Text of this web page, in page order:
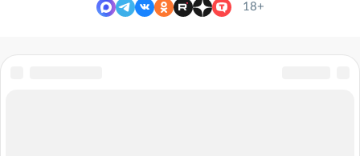
18+